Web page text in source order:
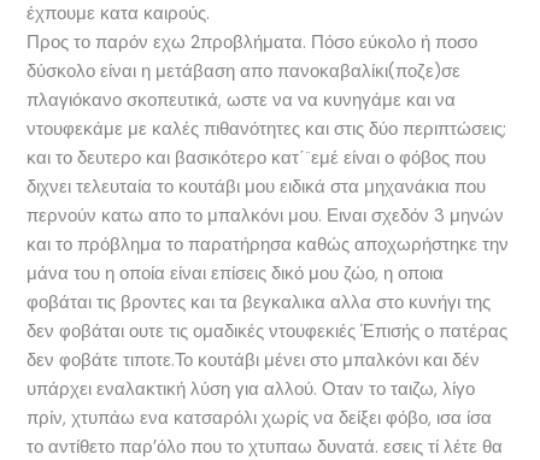
έχπουμε κατα καιρούς.
Προς το παρόν εχω 2προβλήματα. Πόσο εύκολο ή ποσο
δύσκολο είναι η μετάβαση απο πανοκαβαλίκι(ποζε)σε
πλαγιόκανο σκοπευτικά, ωστε να να κυνηγάμε και να
ντουφεκάμε με καλές πιθανότητες και στις δύο περιπτώσεις;
και το δευτερο και βασικότερο κατ΄¨εμέ είναι ο φόβος που
διχνει τελευταία το κουτάβι μου ειδικά στα μηχανάκια που
περνούν κατω απο το μπαλκόνι μου. Ειναι σχεδόν 3 μηνών
και το πρόβλημα το παρατήρησα καθώς αποχωρήστηκε την
μάνα του η οποία είναι επίσεις δικό μου ζώο, η οποια
φοβάται τις βροντες και τα βεγκαλικα αλλα στο κυνήγι της
δεν φοβάται ουτε τις ομαδικές ντουφεκιές Έπισής ο πατέρας
δεν φοβάτε τιποτε.Το κουτάβι μένει στο μπαλκόνι και δέν
υπάρχει εναλακτική λύση για αλλού. Οταν το ταιζω, λίγο
πρίν, χτυπάω ενα κατσαρόλι χωρίς να δείξει φόβο, ισα ίσα
το αντίθετο παρ’όλο που το χτυπαω δυνατά. εσεις τί λέτε θα